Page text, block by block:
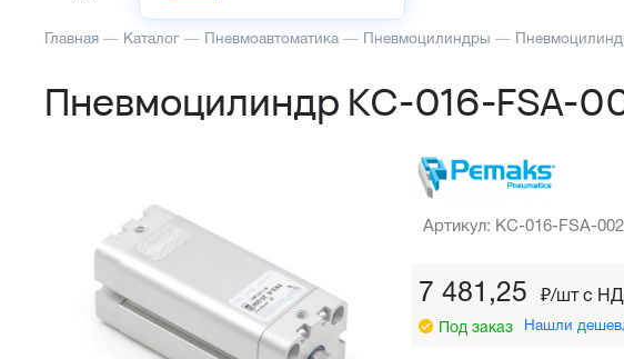
Главная — Каталог — Пневмоавтоматика — Пневмоцилиндры —
Пневмоцилиндр KC-016-FSA-
Артикул: KC-016-FSA-
7 481,25 ₽/шт c
Под заказ Нашли